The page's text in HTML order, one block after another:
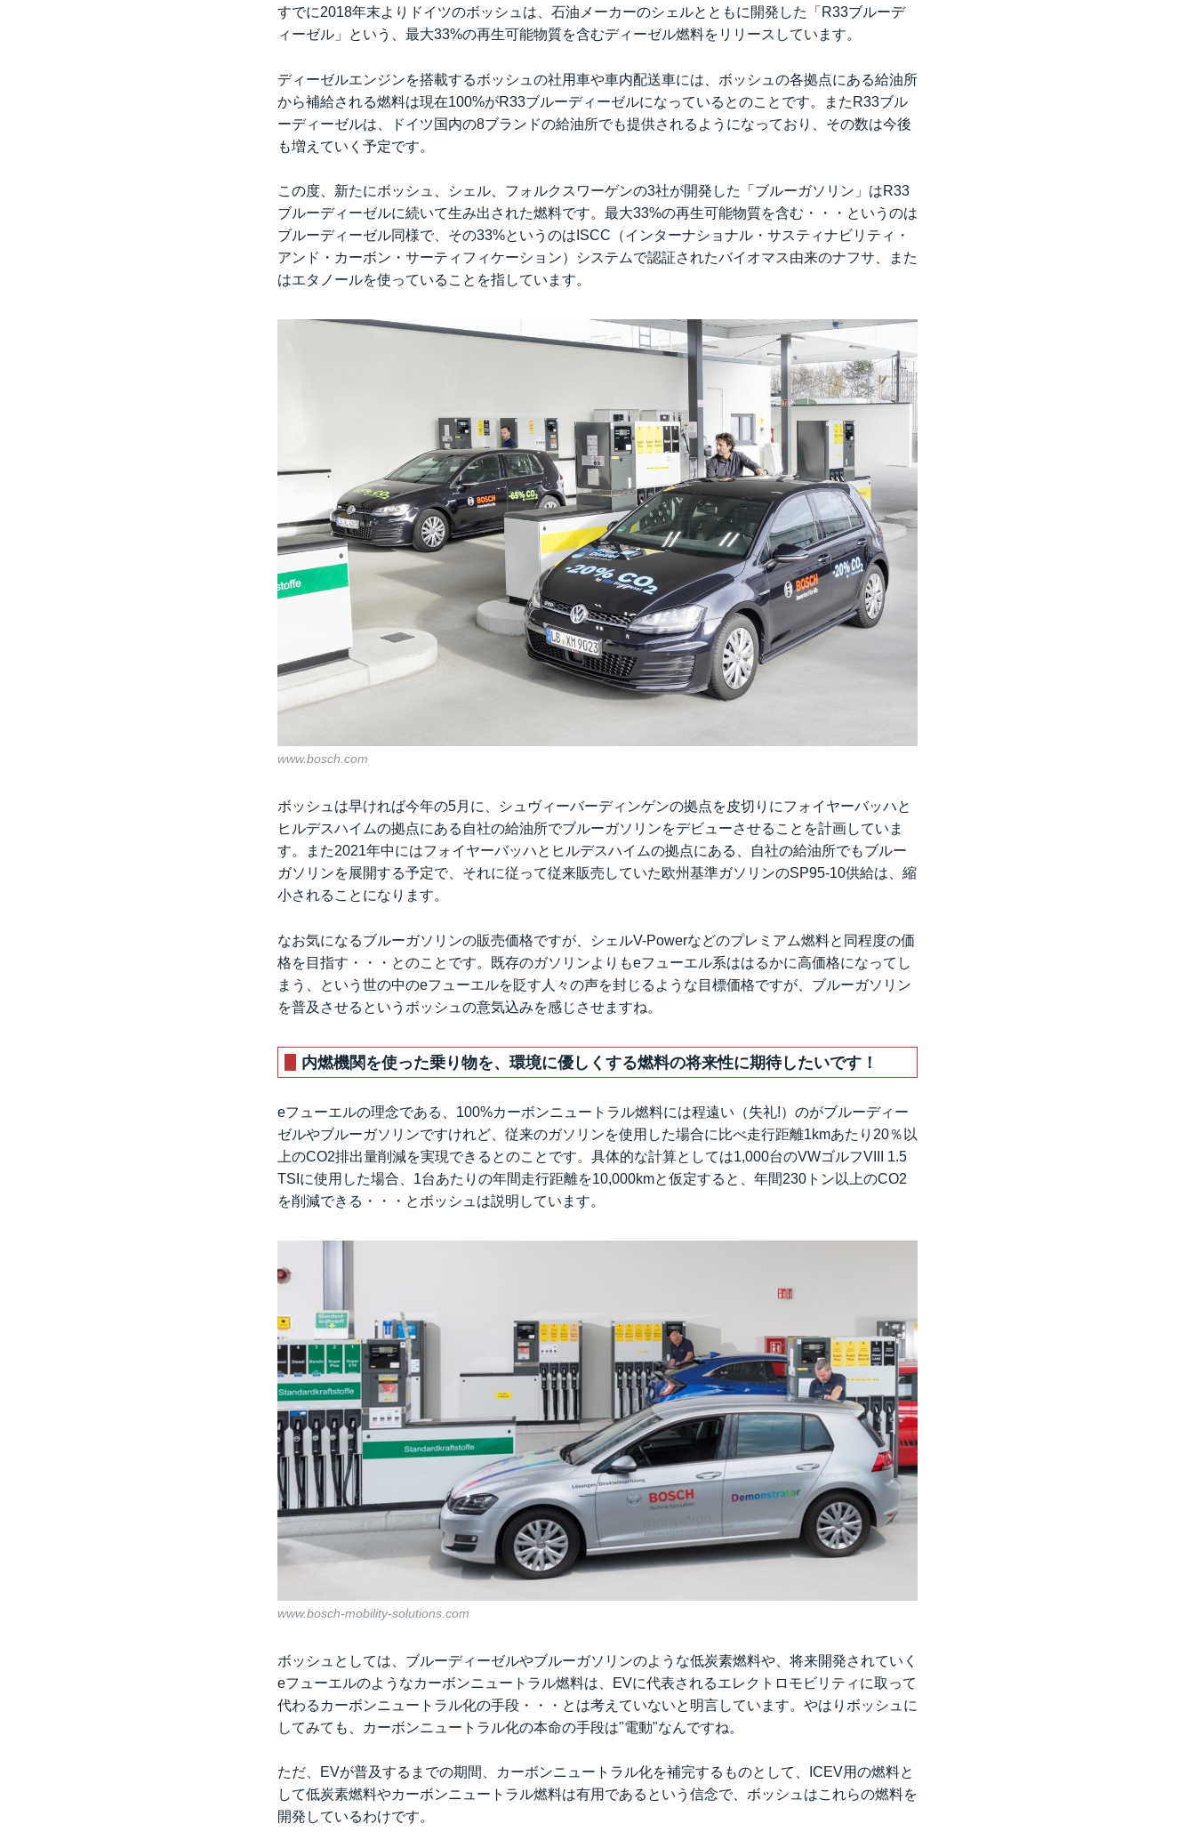
すでに2018年末よりドイツのボッシュは、石油メーカーのシェルとともに開発した「R33ブルーデ
ィーゼル」という、最大33%の再生可能物質を含むディーゼル燃料をリリースしています。
ディーゼルエンジンを搭載するボッシュの社用車や車内配送車には、ボッシュの各拠点にある給油所
から補給される燃料は現在100%がR33ブルーディーゼルになっているとのことです。またR33ブル
ーディーゼルは、ドイツ国内の8ブランドの給油所でも提供されるようになっており、その数は今後
も増えていく予定です。
この度、新たにボッシュ、シェル、フォルクスワーゲンの3社が開発した「ブルーガソリン」はR33
ブルーディーゼルに続いて生み出された燃料です。最大33%の再生可能物質を含む・・・というのは
ブルーディーゼル同様で、その33%というのはISCC（インターナショナル・サスティナビリティ・
アンド・カーボン・サーティフィケーション）システムで認証されたバイオマス由来のナフサ、また
はエタノールを使っていることを指しています。
www.bosch.com
ボッシュは早ければ今年の5月に、シュヴィーバーディンゲンの拠点を皮切りにフォイヤーバッハと
ヒルデスハイムの拠点にある自社の給油所でブルーガソリンをデビューさせることを計画していま
す。また2021年中にはフォイヤーバッハとヒルデスハイムの拠点にある、自社の給油所でもブルー
ガソリンを展開する予定で、それに従って従来販売していた欧州基準ガソリンのSP95-10供給は、縮
小されることになります。
なお気になるブルーガソリンの販売価格ですが、シェルV-Powerなどのプレミアム燃料と同程度の価
格を目指す・・・とのことです。既存のガソリンよりもeフューエル系ははるかに高価格になってし
まう、という世の中のeフューエルを貶す人々の声を封じるような目標価格ですが、ブルーガソリン
を普及させるというボッシュの意気込みを感じさせますね。
内燃機関を使った乗り物を、環境に優しくする燃料の将来性に期待したいです！
eフューエルの理念である、100%カーボンニュートラル燃料には程遠い（失礼!）のがブルーディー
ゼルやブルーガソリンですけれど、従来のガソリンを使用した場合に比べ走行距離1kmあたり20％以
上のCO2排出量削減を実現できるとのことです。具体的な計算としては1,000台のVWゴルフVIII 1.5
TSIに使用した場合、1台あたりの年間走行距離を10,000kmと仮定すると、年間230トン以上のCO2
を削減できる・・・とボッシュは説明しています。
www.bosch-mobility-solutions.com
ボッシュとしては、ブルーディーゼルやブルーガソリンのような低炭素燃料や、将来開発されていく
eフューエルのようなカーボンニュートラル燃料は、EVに代表されるエレクトロモビリティに取って
代わるカーボンニュートラル化の手段・・・とは考えていないと明言しています。やはりボッシュに
してみても、カーボンニュートラル化の本命の手段は"電動"なんですね。
ただ、EVが普及するまでの期間、カーボンニュートラル化を補完するものとして、ICEV用の燃料と
して低炭素燃料やカーボンニュートラル燃料は有用であるという信念で、ボッシュはこれらの燃料を
開発しているわけです。